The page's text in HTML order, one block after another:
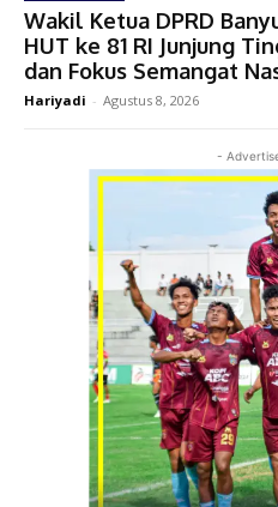
Wakil Ketua DPRD
HUT ke 81 RI Junjung
dan Fokus Semangat
Hariyadi - Agustus 8, 2026
-